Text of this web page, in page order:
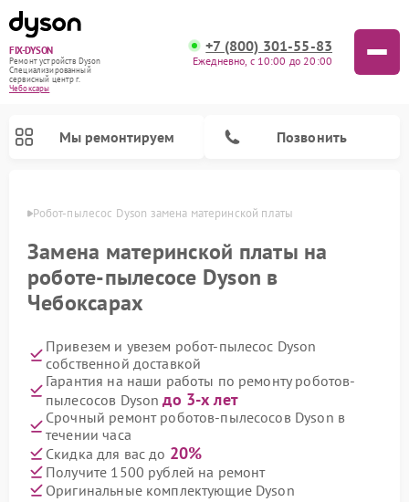
FIX-DYSON
Ремонт устройств Dyson
Специализированный
cервисный центр г.
Чебоксары
+7 (800) 301-55-83
Ежедневно, с 10:00 до 20:00
Мы ремонтируем Позвонить
Робот-пылесос Dyson замена материнской платы
Замена материнской платы на
роботе-пылесосе Dyson в
Чебоксарах
Привезем и увезем робот-пылесос Dyson
собственной доставкой
Гарантия на наши работы по ремонту роботов-
пылесосов Dysonдо 3-х лет
Срочный ремонт роботов-пылесосов Dyson в
течении часа
Скидка для вас до 20%
Получите 1500 рублей на ремонт
Оригинальные комплектующие Dyson